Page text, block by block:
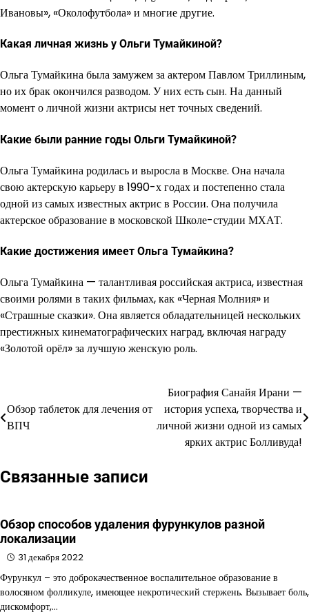
Ивановы», «Околофутбола» и многие другие.
Какая личная жизнь у Ольги Тумайкиной?
Ольга Тумайкина была замужем за актером Павлом Триллиным,
но их брак окончился разводом. У них есть сын. На данный
момент о личной жизни актрисы нет точных сведений.
Какие были ранние годы Ольги Тумайкиной?
Ольга Тумайкина родилась и выросла в Москве. Она начала
свою актерскую карьеру в 1990-х годах и постепенно стала
одной из самых известных актрис в России. Она получила
актерское образование в московской Школе-студии МХАТ.
Какие достижения имеет Ольга Тумайкина?
Ольга Тумайкина — талантливая российская актриса, известная
своими ролями в таких фильмах, как «Черная Молния» и
«Страшные сказки». Она является обладательницей нескольких
престижных кинематографических наград, включая награду
«Золотой орёл» за лучшую женскую роль.
по
Обзор таблеток для лечения от
ВПЧ
Биография Санайя Ирани —
история успеха, творчества и
личной жизни одной из самых
ярких актрис Болливуда!
Связанные записи
Обзор способов удаления фурункулов разной
локализации
31 декабря 2022
Фурункул – это доброкачественное воспалительное образование в
волосяном фолликуле, имеющее некротический стержень. Вызывает боль,
дискомфорт,…